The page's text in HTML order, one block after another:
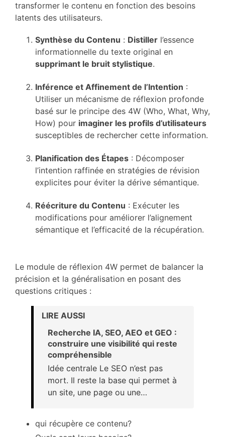
transformer le contenu en fonction des besoins
latents des utilisateurs.
Synthèse du Contenu : Distiller l’essence
informationnelle du texte original en
supprimant le bruit stylistique.
Inférence et Affinement de l’Intention :
Utiliser un mécanisme de réflexion profonde
basé sur le principe des 4W (Who, What, Why,
How) pour imaginer les profils d’utilisateurs
susceptibles de rechercher cette information.
Planification des Étapes : Décomposer
l’intention raffinée en stratégies de révision
explicites pour éviter la dérive sémantique.
Réécriture du Contenu : Exécuter les
modifications pour améliorer l’alignement
sémantique et l’efficacité de la récupération.
Le module de réflexion 4W permet de balancer la
précision et la généralisation en posant des
questions critiques :
LIRE AUSSI
Recherche IA, SEO, AEO et GEO :
construire une visibilité qui reste
compréhensible
Idée centrale Le SEO n’est pas
mort. Il reste la base qui permet à
un site, une page ou une…
qui récupère ce contenu?